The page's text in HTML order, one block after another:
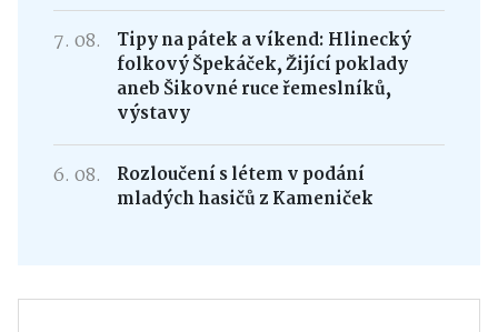
7. 08.
Tipy na pátek a víkend: Hlinecký
folkový Špekáček, Žijící poklady
aneb Šikovné ruce řemeslníků,
výstavy
6. 08.
Rozloučení s létem v podání
mladých hasičů z Kameniček